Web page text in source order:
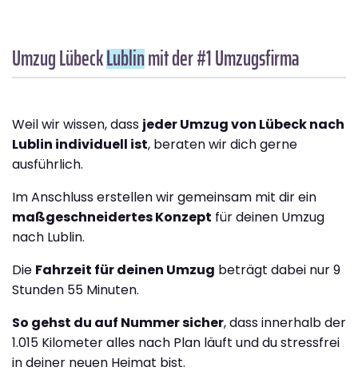
Umzug LübeckLublinmit der #1 Umzugsfirma
Weil wir wissen, dass jeder Umzug von Lübeck nach
Lublin individuell ist, beraten wir dich gerne
ausführlich.
Im Anschluss erstellen wir gemeinsam mit dir ein
maßgeschneidertes Konzept für deinen Umzug
nach Lublin.
Die Fahrzeit für deinen Umzug beträgt dabei nur 9
Stunden 55 Minuten.
So gehst du auf Nummer sicher, dass innerhalb der
1.015 Kilometer alles nach Plan läuft und du stressfrei
in deiner neuen Heimat bist.